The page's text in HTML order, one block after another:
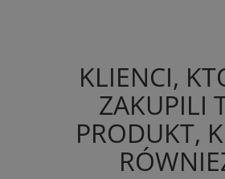
KLIENCI,
ZAKUPILI
PRODUKT,